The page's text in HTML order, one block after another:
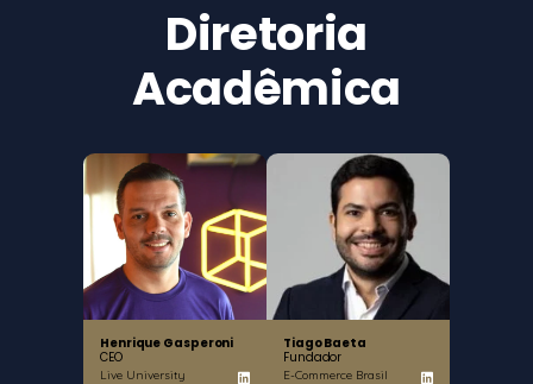
Diretoria
Acadêmica
Henrique Gasperoni
CEO
Live University
Tiago Baeta
Fundador
E-Commerce Brasil